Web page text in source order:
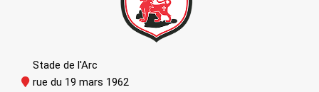
Stade de l'Arc
rue du 19 mars 1962